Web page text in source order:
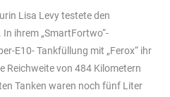
Lisa Levy testete den
ihrem „SmartFortwo“-
E10- Tankfüllung mit „Ferox“ ihr
Reichweite von 484 Kilometern
Tanken waren noch fünf Liter